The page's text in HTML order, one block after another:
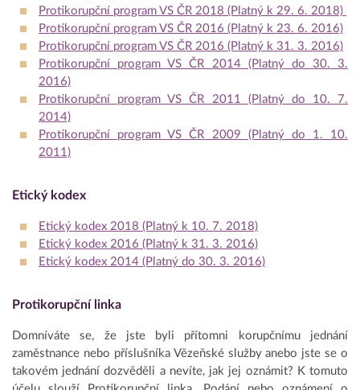
Protikorupční program VS ČR 2018 (Platný k 29. 6. 2018)
Protikorupční program VS ČR 2016 (Platný k 23. 6. 2016)
Protikorupční program VS ČR 2016 (Platný k 31. 3. 2016)
Protikorupční program VS ČR 2014 (Platný do 30. 3.
2016)
Protikorupční program VS ČR 2011 (Platný do 10. 7.
2014)
Protikorupční program VS ČR 2009 (Platný do 1. 10.
2011)
Etický kodex
Etický kodex 2018 (Platný k 10. 7. 2018)
Etický kodex 2016 (Platný k 31. 3. 2016)
Etický kodex 2014 (Platný do 30. 3. 2016)
Protikorupční linka
Domníváte se, že jste byli přítomni korupčnímu jednání
zaměstnance nebo příslušníka Vězeňské služby anebo jste se o
takovém jednání dozvěděli a nevíte, jak jej oznámit? K tomuto